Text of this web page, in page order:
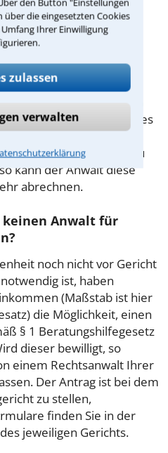
über die eingesetzten Cookies
Ihrer Einwilligung
zulassen
verwalten
Kostenfrage mit Ihrem
zu Beginn der ersten
§ 34 Absatz 2 RVG
weitere Tätigkeiten des
Sollte es also
Beratungsgesprächs zu
kann der Anwalt diese
abrechnen.
Anwalt für
noch nicht vor Gericht
ist, haben
(Maßstab ist hier
die Möglichkeit, einen
§ 1 Beratungshilfegesetz
dieser bewilligt, so
einem Rechtsanwalt Ihrer
Der Antrag ist bei dem
zu stellen,
finden Sie in der
jeweiligen Gerichts.